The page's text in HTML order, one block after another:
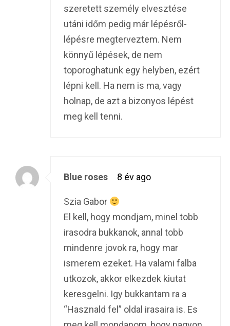
szeretett személy elvesztése
utáni időm pedig már lépésről-
lépésre megterveztem. Nem
könnyű lépések, de nem
toporoghatunk egy helyben, ezért
lépni kell. Ha nem is ma, vagy
holnap, de azt a bizonyos lépést
meg kell tenni.
Blue roses 8 év ago
Szia Gabor
El kell, hogy mondjam, minel tobb
irasodra bukkanok, annal tobb
mindenre jovok ra, hogy mar
ismerem ezeket. Ha valami falba
utkozok, akkor elkezdek kiutat
keresgelni. Igy bukkantam ra a
“Hasznald fel” oldal irasaira is. Es